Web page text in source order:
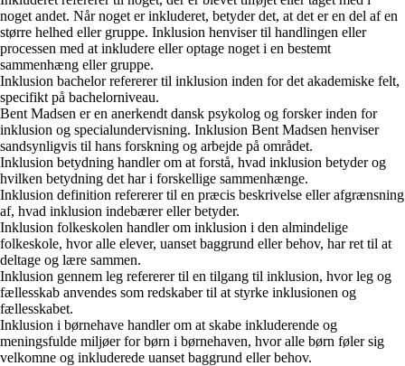
noget andet. Når noget er inkluderet, betyder det, at det er en del af en
større helhed eller gruppe. Inklusion henviser til handlingen eller
processen med at inkludere eller optage noget i en bestemt
sammenhæng eller gruppe.
Inklusion bachelor refererer til inklusion inden for det akademiske felt,
specifikt på bachelorniveau.
Bent Madsen er en anerkendt dansk psykolog og forsker inden for
inklusion og specialundervisning. Inklusion Bent Madsen henviser
sandsynligvis til hans forskning og arbejde på området.
Inklusion betydning handler om at forstå, hvad inklusion betyder og
hvilken betydning det har i forskellige sammenhænge.
Inklusion definition refererer til en præcis beskrivelse eller afgrænsning
af, hvad inklusion indebærer eller betyder.
Inklusion folkeskolen handler om inklusion i den almindelige
folkeskole, hvor alle elever, uanset baggrund eller behov, har ret til at
deltage og lære sammen.
Inklusion gennem leg refererer til en tilgang til inklusion, hvor leg og
fællesskab anvendes som redskaber til at styrke inklusionen og
fællesskabet.
Inklusion i børnehave handler om at skabe inkluderende og
meningsfulde miljøer for børn i børnehaven, hvor alle børn føler sig
velkomne og inkluderede uanset baggrund eller behov.